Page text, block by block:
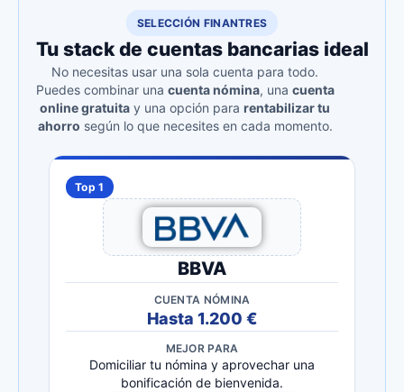
SELECCIÓN FINANTRES
Tu stack de cuentas bancarias ideal
No necesitas usar una sola cuenta para todo.
Puedes combinar una cuenta nómina, una cuenta
online gratuita y una opción para rentabilizar tu
ahorro según lo que necesites en cada momento.
Top 1
BBVA
CUENTA NÓMINA
Hasta 1.200 €
MEJOR PARA
Domiciliar tu nómina y aprovechar una
bonificación de bienvenida.